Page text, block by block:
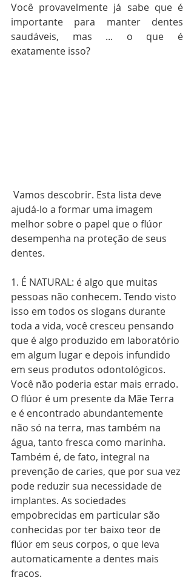
Você provavelmente já sabe que é
importante para manter dentes
saudáveis, mas ... o que é
exatamente isso?
ajudá-lo a formar uma imagem
melhor sobre o papel que o flúor
desempenha na proteção de seus
dentes.
1. É NATURAL: é algo que muitas
pessoas não conhecem. Tendo visto
isso em todos os slogans durante
toda a vida, você cresceu pensando
que é algo produzido em laboratório
em algum lugar e depois infundido
em seus produtos odontológicos.
Você não poderia estar mais errado.
O flúor é um presente da Mãe Terra
e é encontrado abundantemente
não só na terra, mas também na
água, tanto fresca como marinha.
Também é, de fato, integral na
prevenção de caries, que por sua vez
pode reduzir sua necessidade de
implantes. As sociedades
empobrecidas em particular são
conhecidas por ter baixo teor de
flúor em seus corpos, o que leva
automaticamente a dentes mais
fracos.